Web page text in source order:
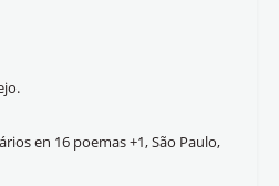
en 16 poemas +1, São Paulo,